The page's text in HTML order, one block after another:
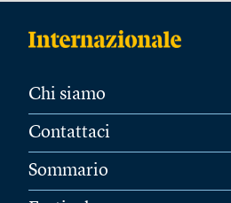
Chi siamo
Contattaci
Sommario